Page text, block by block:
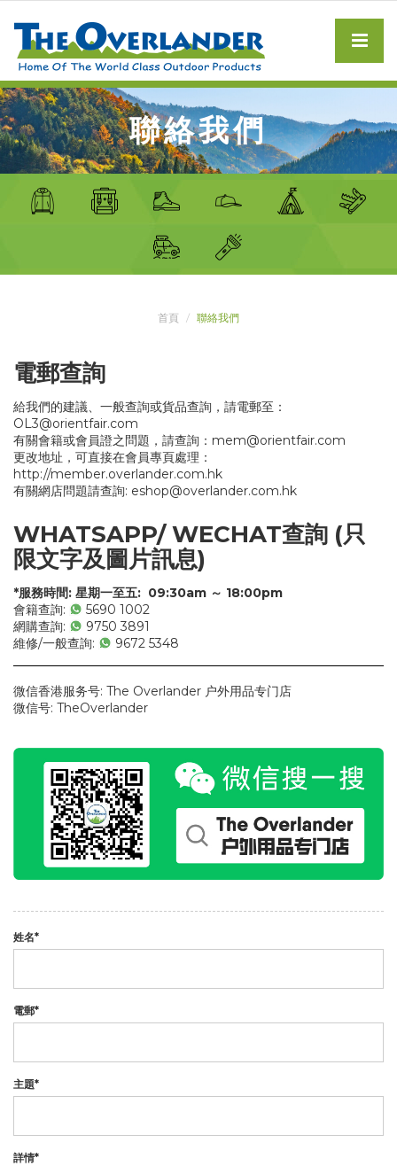
聯絡我們
首頁 聯絡我們
電郵查詢
給我們的建議、一般查詢或貨品查詢，請電郵至：
OL3@orientfair.com
有關會籍或會員證之問題，請查詢： mem@orientfair.com
更改地址，可直接在會員專頁處理：
http://member.overlander.com.hk
有關網店問題請查詢: eshop@overlander.com.hk
WHATSAPP/ WECHAT查詢 (只
限文字及圖片訊息)
*服務時間: 星期一至五: 09:30am ～ 18:00pm
會籍查詢:
5690 1002
網購查詢:
9750 3891
維修/一般查詢:
9672 5348
微信香港服务号: The Overlander 户外用品专门店
微信号: TheOverlander
姓名*
電郵*
主題*
詳情*